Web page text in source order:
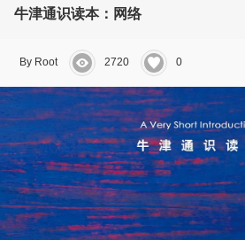
牛津通识读本：网络
By Root 2720 0